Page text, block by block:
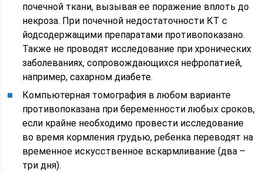
почечной ткани, вызывая ее поражение вплоть до
некроза. При почечной недостаточности КТ с
йодсодержащими препаратами противопоказано.
Также не проводят исследование при хронических
заболеваниях, сопровождающихся нефропатией,
например, сахарном диабете.
Компьютерная томография в любом варианте
противопоказана при беременности любых сроков,
если крайне необходимо провести исследование
во время кормления грудью, ребенка переводят на
временное искусственное вскармливание (два –
три дня).